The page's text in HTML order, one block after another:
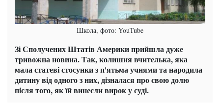
Школа, фото: YouTube
Зі Сполучених Штатів Америки прийшла дуже
тривожна новина. Так, колишня вчителька, яка
мала статеві стосунки з п'ятьма учнями та народила
дитину від одного з них, дізналася про свою долю
після того, як їй винесли вирок у суді.